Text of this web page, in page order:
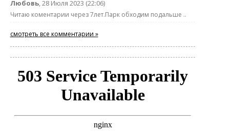
Любовь, 28 Июля 2023 (22:06)
Читаю коментарии через 7лет.Парк обходим подальше ..
смотреть все комментарии »